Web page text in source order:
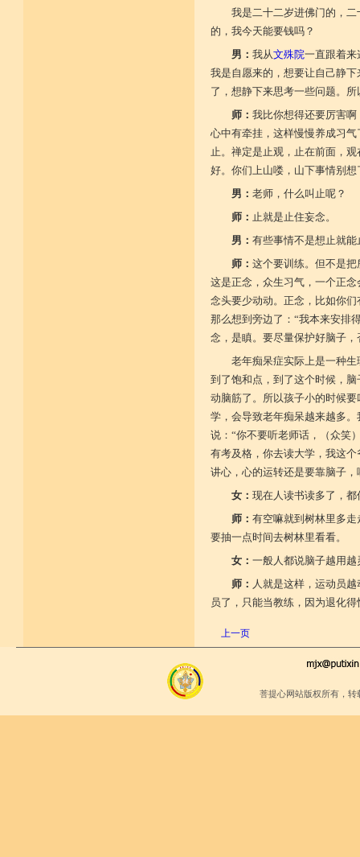
我是二十二岁进佛门的，二
的，我今天能要钱吗？
男： 我从文殊院一直跟着来
我是自愿来的，想要让自己静
了，想静下来思考一些问题。
师： 我比你想得还要厉害
心中有牵挂，这样慢慢养成习
止。禅定是止观，止在前面，
好。你们上山喽，山下事情别
男： 老师，什么叫止呢？
师： 止就是止住妄念。
男： 有些事情不是想止就
师： 这个要训练。但不是
这是正念，众生习气，一个正
念头要少动动。正念，比如你
那么想到旁边了：“我本来安排
念，是瞋。要尽量保护好脑子
老年痴呆症实际上是一种
到了饱和点，到了这个时候，
动脑筋了。所以孩子小的时候
学，会导致老年痴呆越来越多
说：“你不要听老师话，（众笑
有考及格，你去读大学，我这
讲心，心的运转还是要靠脑子，
女： 现在人读书读多了，都
师： 有空嘛就到树林里多
要抽一点时间去树林里看看。
女： 一般人都说脑子越用
师： 人就是这样，运动员
员了，只能当教练，因为退化
上一页
菩提心网站版权所有，